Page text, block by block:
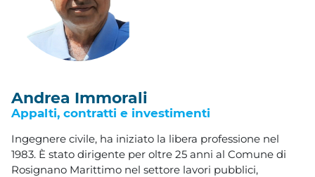
Andrea Immorali
Appalti, contratti e investimenti
Ingegnere civile, ha iniziato la libera professione nel
1983. È stato dirigente per oltre 25 anni al Comune di
Rosignano Marittimo nel settore lavori pubblici,